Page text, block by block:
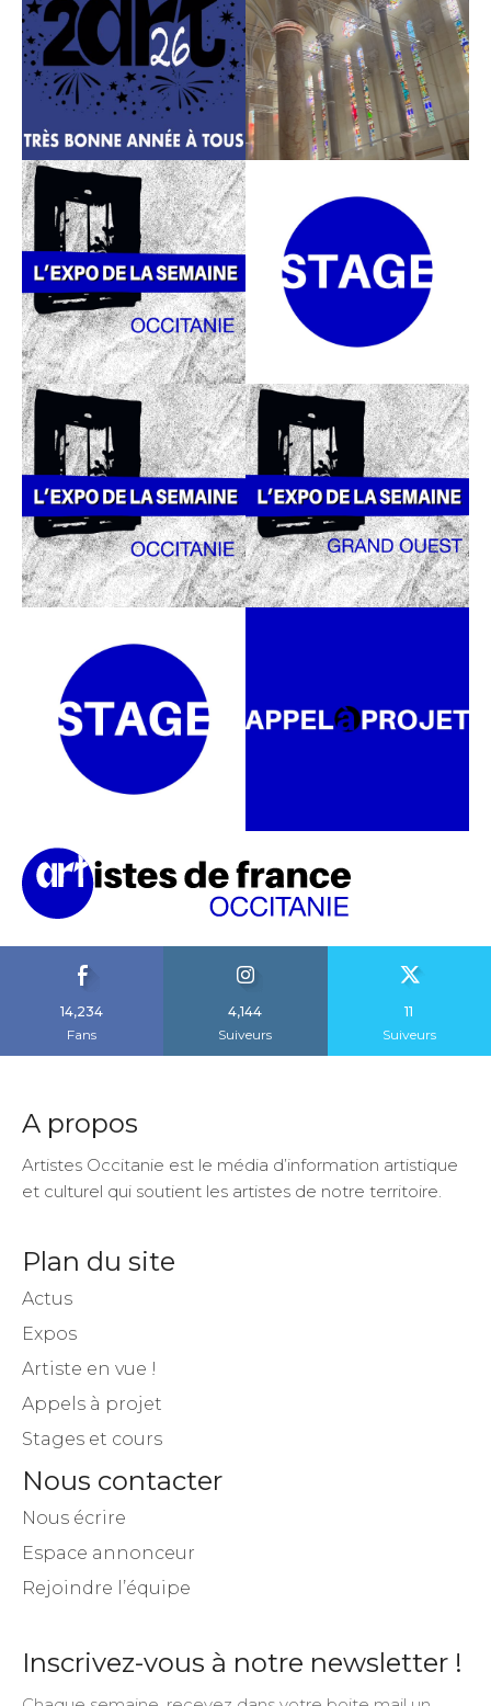
14,234
Fans
4,144
Suiveurs
11
Suiveurs
A propos
Artistes Occitanie est le média d’information artistique
et culturel qui soutient les artistes de notre territoire.
Plan du site
Actus
Expos
Artiste en vue !
Appels à projet
Stages et cours
Nous contacter
Nous écrire
Espace annonceur
Rejoindre l’équipe
Inscrivez-vous à notre newsletter !